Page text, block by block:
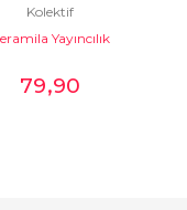
Kolektif
Yayıncılık
79,90